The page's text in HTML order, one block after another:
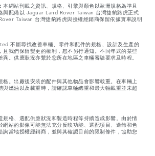
本網站刊載之資訊、規格、引擎與顏色以歐洲規格為準且
與配備以 Jaguar Land Rover Taiwan 台灣捷豹路虎正式
Taiwan 台灣捷豹路虎與授權經銷商保留依據實車說明
不斷尋找改善車輛、零件和配件的規格、設計及生產的
且我們保留變更的權利，恕不另行通知。不同年式的某些
。供應狀況亦繫於您所在地區之車輛審驗要求及時程。
格。出廠後安裝的配件與其他物品會影響載重。在車輛上
與燃油以及載重時，請確認車輛總重和最大軸載重並未超
規格、選配供應狀況和製造時程等持續造成影響。由於情
網站的影像可能無法充分反映功能、選配項目、邊飾和色
詢當地授權經銷商，並與其確認目前的限制條件，協助您